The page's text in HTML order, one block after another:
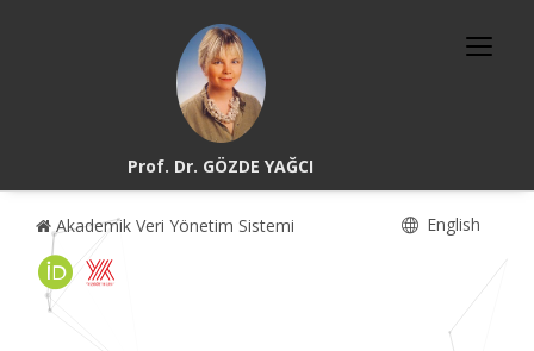
Prof. Dr. GÖZDE YAĞCI
Akademik Veri Yönetim Sistemi English